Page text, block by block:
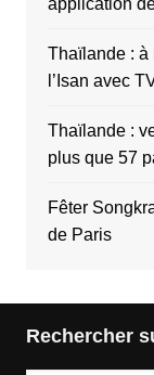
application
Thaïlande : à
l’Isan avec
Thaïlande :
plus que 57
Fêter
de Paris
Rechercher